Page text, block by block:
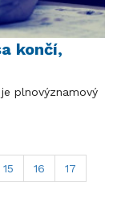
končí,
plnovýznamový
15 16 17